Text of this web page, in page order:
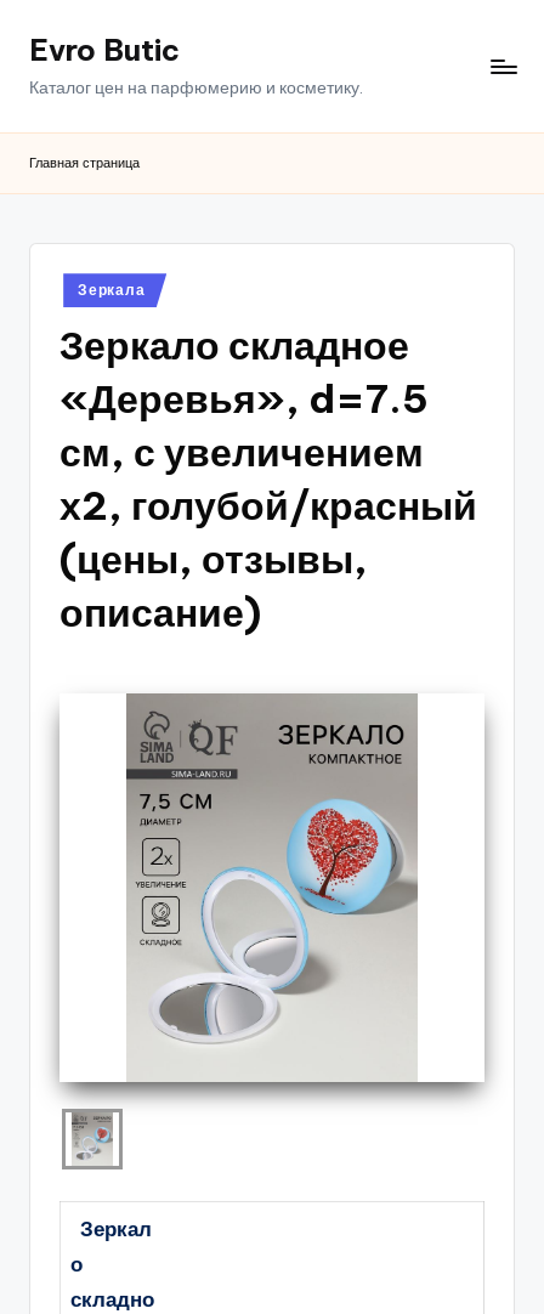
ПерейтиEvro Butic
Каталог цен на парфюмерию и косметику.
Главная страница
Опубликовано
в
Зеркала
Зеркало складное
«Деревья», d=7.5
см, с увеличением
х2, голубой/красный
(цены, отзывы,
описание)
Зеркал
о
складно